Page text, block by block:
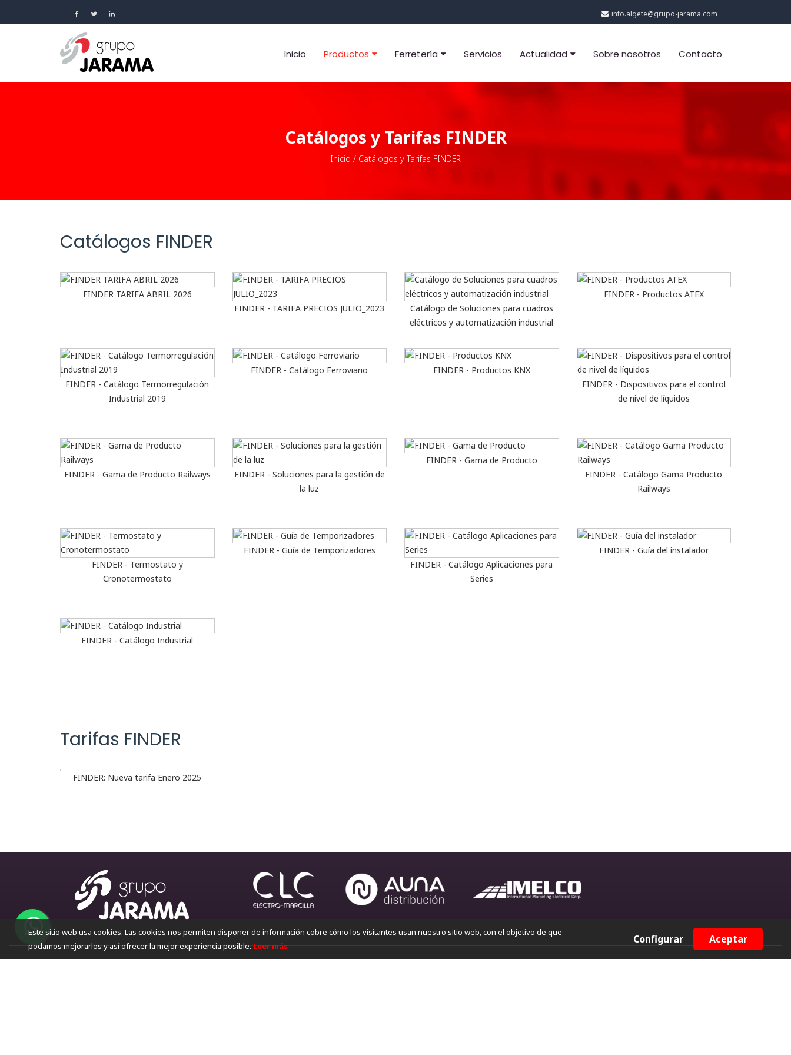
info.algete@grupo-jarama.com
Inicio Productos Ferretería Servicios Actualidad Sobre nosotros Contacto
Catálogos y Tarifas FINDER
Inicio / Catálogos y Tarifas FINDER
Catálogos FINDER
FINDER TARIFA ABRIL 2026
FINDER - TARIFA PRECIOS JULIO_2023
Catálogo de Soluciones para cuadros
eléctricos y automatización industrial
FINDER - Productos ATEX
FINDER - Catálogo Termorregulación
Industrial 2019
FINDER - Catálogo Ferroviario
FINDER - Productos KNX
FINDER - Dispositivos para el control
de nivel de líquidos
FINDER - Gama de Producto Railways
FINDER - Soluciones para la gestión de
la luz
FINDER - Gama de Producto
FINDER - Catálogo Gama Producto
Railways
FINDER - Termostato y
Cronotermostato
FINDER - Guía de Temporizadores
FINDER - Catálogo Aplicaciones para
Series
FINDER - Guía del instalador
FINDER - Catálogo Industrial
Tarifas FINDER
FINDER: Nueva tarifa Enero 2025
Este sitio web usa cookies. Las cookies nos permiten disponer de información cobre cómo los visitantes usan nuestro sitio web, con el objetivo de que
podamos mejorarlos y así ofrecer la mejor experiencia posible. Leer más
Configurar Aceptar